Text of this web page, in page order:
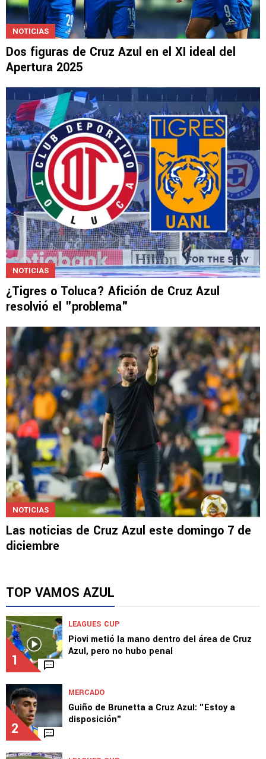
NOTICIAS
Dos figuras de Cruz Azul en el XI ideal del
Apertura 2025
NOTICIAS
¿Tigres o Toluca? Afición de Cruz Azul
resolvió el "problema"
NOTICIAS
Las noticias de Cruz Azul este domingo 7 de
diciembre
TOP VAMOS AZUL
1
LEAGUES CUP
Piovi metió la mano dentro del área de Cruz
Azul, pero no hubo penal
2
MERCADO
Guiño de Brunetta a Cruz Azul: "Estoy a
disposición"